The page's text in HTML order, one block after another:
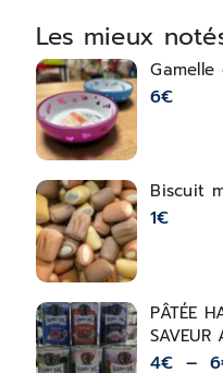
Les mieux
Gamelle
6€
Biscuit
1€
PÂTÉE
SAVEUR
4€ – 6